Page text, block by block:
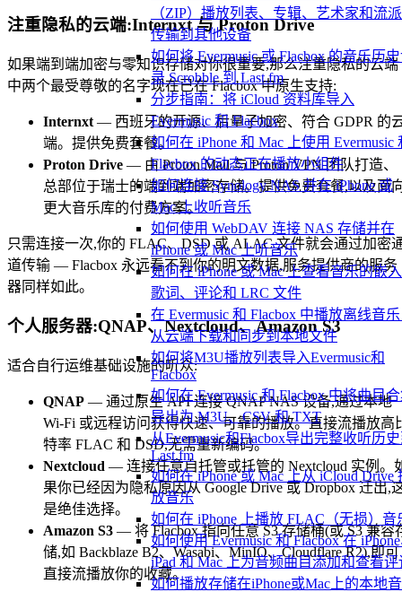
（ZIP）播放列表、专辑、艺术家和流
传输到其他设备
如何将 Evermusic 或 Flacbox 的音乐历
录 Scrobble 到 Last.fm
分步指南：将 iCloud 资料库导入
Evermusic 和 Flacbox
如何在 iPhone 和 Mac 上使用 Evermusic
Flacbox 的动态正在播放小组件
如何连接 Synology NAS 并在 iPhone 或
Mac 上收听音乐
如何使用 WebDAV 连接 NAS 存储并在
iPhone 或 Mac 上听音乐
如何在 iPhone 或 Mac 上查看音乐的嵌
歌词、评论和 LRC 文件
在 Evermusic 和 Flacbox 中播放离线音
从云端下载和同步到本地文件
如何将M3U播放列表导入Evermusic和
Flacbox
如何在 Evermusic 和 Flacbox 中将曲目
导出为 M3U、CSV 和 TXT
从Evermusic和Flacbox导出完整收听历
Last.fm
如何在 iPhone 或 Mac 上从 iCloud Drive
放音乐
如何在 iPhone 上播放 FLAC（无损）音
如何使用 Evermusic 和 Flacbox 在
iPad 和 Mac 上为音频曲目添加和查看评
如何播放存储在iPhone或Mac上的本地
注重隐私的云端:Internxt 与 Proton Drive
如果端到端加密与零知识存储对你很重要,那么注重隐私的云端
中两个最受尊敬的名字现在已在 Flacbox 中原生支持:
Internxt — 西班牙的开源、后量子加密、符合 GDPR 的
端。提供免费套餐。
Proton Drive — 由 Proton Mail 与 Proton VPN 团队打造、
总部位于瑞士的端到端加密存储。提供免费套餐,以及面
更大音乐库的付费方案。
只需连接一次,你的 FLAC、DSD 或 ALAC 文件就会通过加密
道传输 — Flacbox 永远看不到你的明文数据,服务提供商的服务
器同样如此。
个人服务器:QNAP、Nextcloud、Amazon S3
适合自行运维基础设施的听众:
QNAP — 通过原生 API 连接 QNAP NAS 设备,通过本地
Wi-Fi 或远程访问获得快速、可靠的播放。直接流播放高
特率 FLAC 和 DSD,无需重新编码。
Nextcloud — 连接任意自托管或托管的 Nextcloud 实例。
果你已经因为隐私原因从 Google Drive 或 Dropbox 迁出,
是绝佳选择。
Amazon S3 — 将 Flacbox 指向任意 S3 存储桶(或 S3 兼容
储,如 Backblaze B2、Wasabi、MinIO、Cloudflare R2),即可
直接流播放你的收藏。